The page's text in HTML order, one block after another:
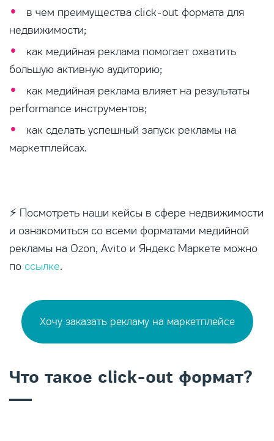
в чем преимущества click-out формата для
недвижимости;
как медийная реклама помогает охватить
большую активную аудиторию;
как медийная реклама влияет на результаты
performance инструментов;
как сделать успешный запуск рекламы на
маркетплейсах.
⚡️ Посмотреть наши кейсы в сфере недвижимости
и ознакомиться со всеми форматами медийной
рекламы на Ozon, Avito и Яндекс Маркете можно
по ссылке.
Хочу заказать рекламу на маркетплейсе
Что такое click-out формат?